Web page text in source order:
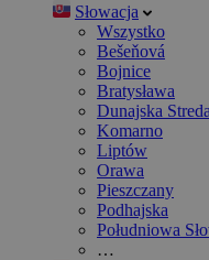
Słowacja
Wszystko
Bešeňová
Bojnice
Bratysława
Dunajska Streda
Komarno
Liptów
Orawa
Pieszczany
Podhajska
Południowa
…